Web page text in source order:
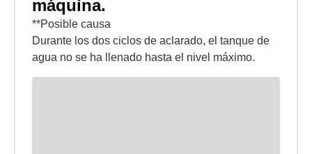
máquina.
**Posible causa
Durante los dos ciclos de aclarado, el tanque de
agua no se ha llenado hasta el nivel máximo.